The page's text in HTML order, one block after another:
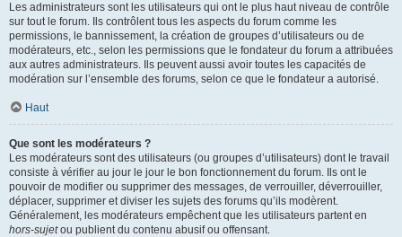
Les administrateurs sont les utilisateurs qui ont le plus haut niveau de contrôle
sur tout le forum. Ils contrôlent tous les aspects du forum comme les
permissions, le bannissement, la création de groupes d’utilisateurs ou de
modérateurs, etc., selon les permissions que le fondateur du forum a attribuées
aux autres administrateurs. Ils peuvent aussi avoir toutes les capacités de
modération sur l’ensemble des forums, selon ce que le fondateur a autorisé.
Haut
Que sont les modérateurs ?
Les modérateurs sont des utilisateurs (ou groupes d’utilisateurs) dont le travail
consiste à vérifier au jour le jour le bon fonctionnement du forum. Ils ont le
pouvoir de modifier ou supprimer des messages, de verrouiller, déverrouiller,
déplacer, supprimer et diviser les sujets des forums qu’ils modèrent.
Généralement, les modérateurs empêchent que les utilisateurs partent en
hors-sujetou publient du contenu abusif ou offensant.